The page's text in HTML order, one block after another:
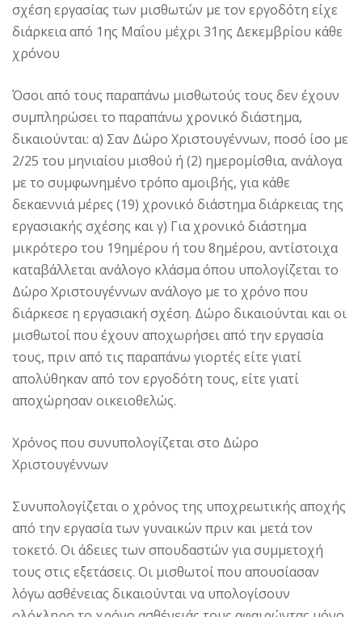
σχέση εργασίας των μισθωτών με τον εργοδότη είχε
διάρκεια από 1ης Μαΐου μέχρι 31ης Δεκεμβρίου κάθε
χρόνου
Όσοι από τους παραπάνω μισθωτούς τους δεν έχουν
συμπληρώσει το παραπάνω χρονικό διάστημα,
δικαιούνται: α) Σαν Δώρο Χριστουγέννων, ποσό ίσο με
2/25 του μηνιαίου μισθού ή (2) ημερομίσθια, ανάλογα
με το συμφωνημένο τρόπο αμοιβής, για κάθε
δεκαεννιά μέρες (19) χρονικό διάστημα διάρκειας της
εργασιακής σχέσης και γ) Για χρονικό διάστημα
μικρότερο του 19ημέρου ή του 8ημέρου, αντίστοιχα
καταβάλλεται ανάλογο κλάσμα όπου υπολογίζεται το
Δώρο Χριστουγέννων ανάλογο με το χρόνο που
διάρκεσε η εργασιακή σχέση. Δώρο δικαιούνται και οι
μισθωτοί που έχουν αποχωρήσει από την εργασία
τους, πριν από τις παραπάνω γιορτές είτε γιατί
απολύθηκαν από τον εργοδότη τους, είτε γιατί
αποχώρησαν οικειοθελώς.
Χρόνος που συνυπολογίζεται στο Δώρο
Χριστουγέννων
Συνυπολογίζεται ο χρόνος της υποχρεωτικής αποχής
από την εργασία των γυναικών πριν και μετά τον
τοκετό. Οι άδειες των σπουδαστών για συμμετοχή
τους στις εξετάσεις. Οι μισθωτοί που απουσίασαν
λόγω ασθένειας δικαιούνται να υπολογίσουν